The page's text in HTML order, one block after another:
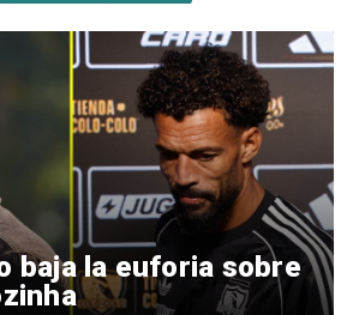
baja la euforia sobre